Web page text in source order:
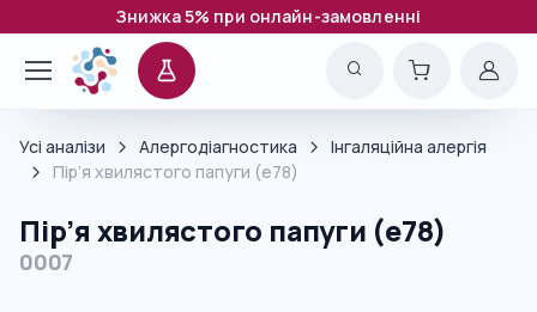
Знижка 5% при онлайн-замовленні
Усі аналізи Алергодіагностика
Інгаляційна алергія
Пір’я хвилястого папуги (e78)
Пір’я хвилястого папуги (e78)
0007